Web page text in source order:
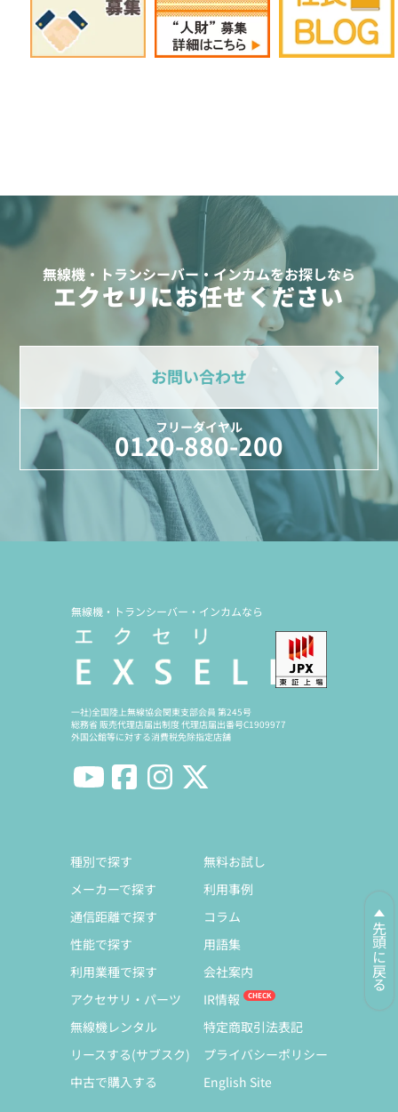
無線機・トランシーバー・インカムをお探しなら
エクセリにお任せください
お問い合わせ
フリーダイヤル
0120-880-200
先頭に戻る
無線機・トランシーバー・インカムなら
一社)全国陸上無線協会関東支部会員 第245号
総務省 販売代理店届出制度 代理店届出番号C1909977
外国公館等に対する消費税免除指定店舗
種別で探す
メーカーで探す
通信距離で探す
性能で探す
利用業種で探す
アクセサリ・パーツ
無線機レンタル
リースする(サブスク)
中古で購入する
無料お試し
利用事例
コラム
用語集
会社案内
IR情報
特定商取引法表記
プライバシーポリシー
English Site